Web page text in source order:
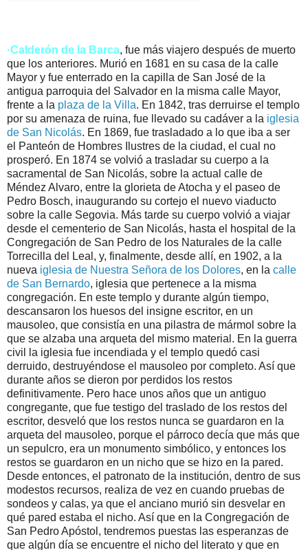
·Calderón de la Barca, fue más viajero después de muerto
que los anteriores. Murió en 1681 en su casa de la calle
Mayor y fue enterrado en la capilla de San José de la
antigua parroquia del Salvador en la misma calle Mayor,
frente a la plaza de la Villa. En 1842, tras derruirse el templo
por su amenaza de ruina, fue llevado su cadáver a la iglesia
de San Nicolás. En 1869, fue trasladado a lo que iba a ser
el Panteón de Hombres Ilustres de la ciudad, el cual no
prosperó. En 1874 se volvió a trasladar su cuerpo a la
sacramental de San Nicolás, sobre la actual calle de
Méndez Alvaro, entre la glorieta de Atocha y el paseo de
Pedro Bosch, inaugurando su cortejo el nuevo viaducto
sobre la calle Segovia. Más tarde su cuerpo volvió a viajar
desde el cementerio de San Nicolás, hasta el hospital de la
Congregación de San Pedro de los Naturales de la calle
Torrecilla del Leal, y, finalmente, desde allí, en 1902, a la
nueva iglesia de Nuestra Señora de los Dolores, en la calle
de San Bernardo, iglesia que pertenece a la misma
congregación. En este templo y durante algún tiempo,
descansaron los huesos del insigne escritor, en un
mausoleo, que consistía en una pilastra de mármol sobre la
que se alzaba una arqueta del mismo material. En la guerra
civil la iglesia fue incendiada y el templo quedó casi
derruido, destruyéndose el mausoleo por completo. Así que
durante años se dieron por perdidos los restos
definitivamente. Pero hace unos años que un antiguo
congregante, que fue testigo del traslado de los restos del
escritor, desveló que los restos nunca se guardaron en la
arqueta del mausoleo, porque el párroco decía que más que
un sepulcro, era un monumento simbólico, y entonces los
restos se guardaron en un nicho que se hizo en la pared.
Desde entonces, el patronato de la institución, dentro de sus
modestos recursos, realiza de vez en cuando pruebas de
sondeos y calas, ya que el anciano murió sin desvelar en
qué pared estaba el nicho. Así que en la Congregación de
San Pedro Apóstol, tendremos puestas las esperanzas de
que algún día se encuentre el nicho del literato y que en